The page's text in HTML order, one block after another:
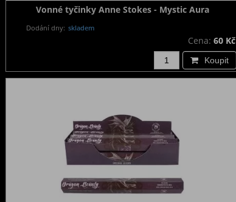
Vonné tyčinky Anne Stokes - Mystic Aura
Dodání dny: skladem
Cena: 60 Kč
Koupit